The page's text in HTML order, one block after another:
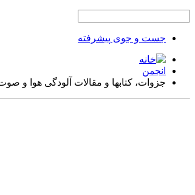
جست و جوی پیشرفته
انجمن
جزوات، کتابها و مقالات آلودگی هوا و